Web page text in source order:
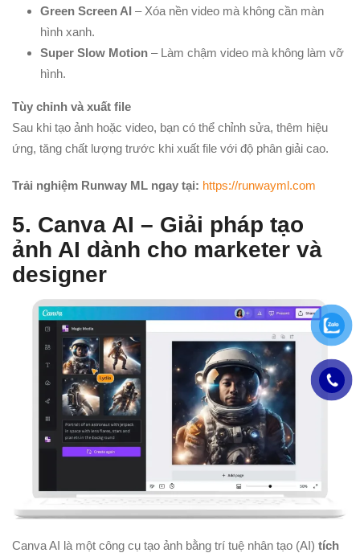
Green Screen AI – Xóa nền video mà không cần màn
hình xanh.
Super Slow Motion – Làm chậm video mà không làm vỡ
hình.
Tùy chỉnh và xuất file
Sau khi tạo ảnh hoặc video, bạn có thể chỉnh sửa, thêm hiệu
ứng, tăng chất lượng trước khi xuất file với độ phân giải cao.
Trải nghiệm Runway ML ngay tại: https://runwayml.com
5. Canva AI – Giải pháp tạo
ảnh AI dành cho marketer và
designer
Canva AI là một công cụ tạo ảnh bằng trí tuệ nhân tạo (AI) tích